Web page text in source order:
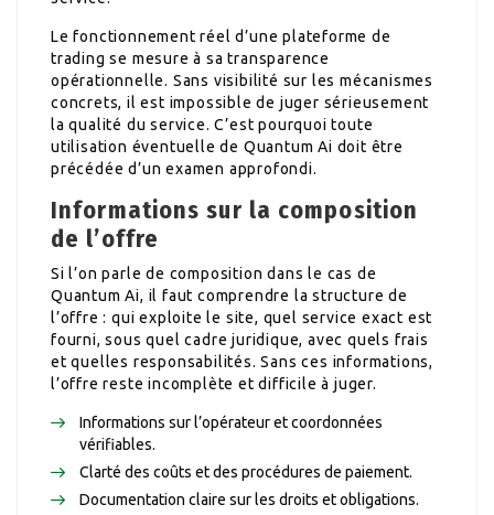
Le fonctionnement réel d’une plateforme de
trading se mesure à sa transparence
opérationnelle. Sans visibilité sur les mécanismes
concrets, il est impossible de juger sérieusement
la qualité du service. C’est pourquoi toute
utilisation éventuelle de Quantum Ai doit être
précédée d’un examen approfondi.
Informations sur la composition
de l’offre
Si l’on parle de composition dans le cas de
Quantum Ai, il faut comprendre la structure de
l’offre : qui exploite le site, quel service exact est
fourni, sous quel cadre juridique, avec quels frais
et quelles responsabilités. Sans ces informations,
l’offre reste incomplète et difficile à juger.
Informations sur l’opérateur et coordonnées
vérifiables.
Clarté des coûts et des procédures de paiement.
Documentation claire sur les droits et obligations.